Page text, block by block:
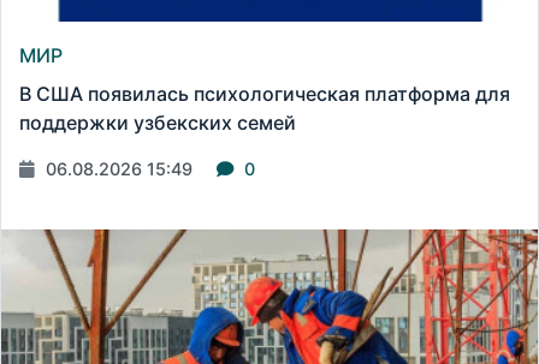
МИР
В США появилась психологическая платформа для
поддержки узбекских семей
06.08.2026 15:49 0